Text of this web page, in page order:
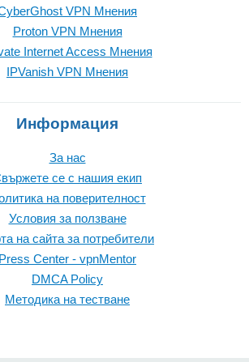
VPN Mнения
Proton VPN Mнения
Internet Access Mнения
IPVanish VPN Mнения
Информация
За нас
се с нашия екип
на поверителност
Условия за ползване
на сайта за потребители
Press Center - vpnMentor
DMCA Policy
Методика на тестване